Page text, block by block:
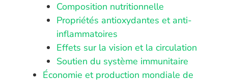
Composition nutritionnelle
Propriétés antioxydantes et anti-
inflammatoires
Effets sur la vision et la circulation
Soutien du système immunitaire
Économie et production mondiale de